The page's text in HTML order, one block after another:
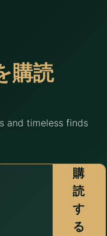
購読
and timeless finds
購
読
す
る